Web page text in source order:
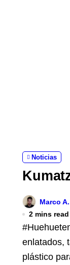
Noticias
Marco
2 mins read
#Huehuetenango | Verduras, huevos, agua,
enlatados,
plástico